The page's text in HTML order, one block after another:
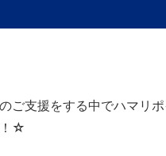
支援をする中でハマリ
！☆